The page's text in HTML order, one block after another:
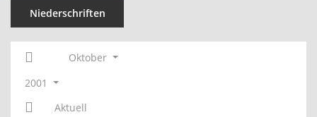
Niederschriften
Oktober
2001
Aktuell